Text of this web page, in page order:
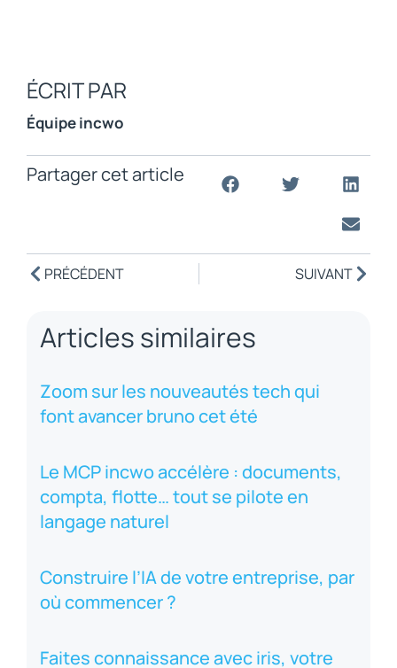
Articles similaires
Zoom sur les nouveautés tech qui
font avancer bruno cet été
Le MCP incwo accélère : documents,
compta, flotte… tout se pilote en
langage naturel
Construire l’IA de votre entreprise, par
où commencer ?
Faites connaissance avec iris, votre
ÉCRIT PAR
Équipe incwo
Partager cet article
PRÉCÉDENT SUIVANT